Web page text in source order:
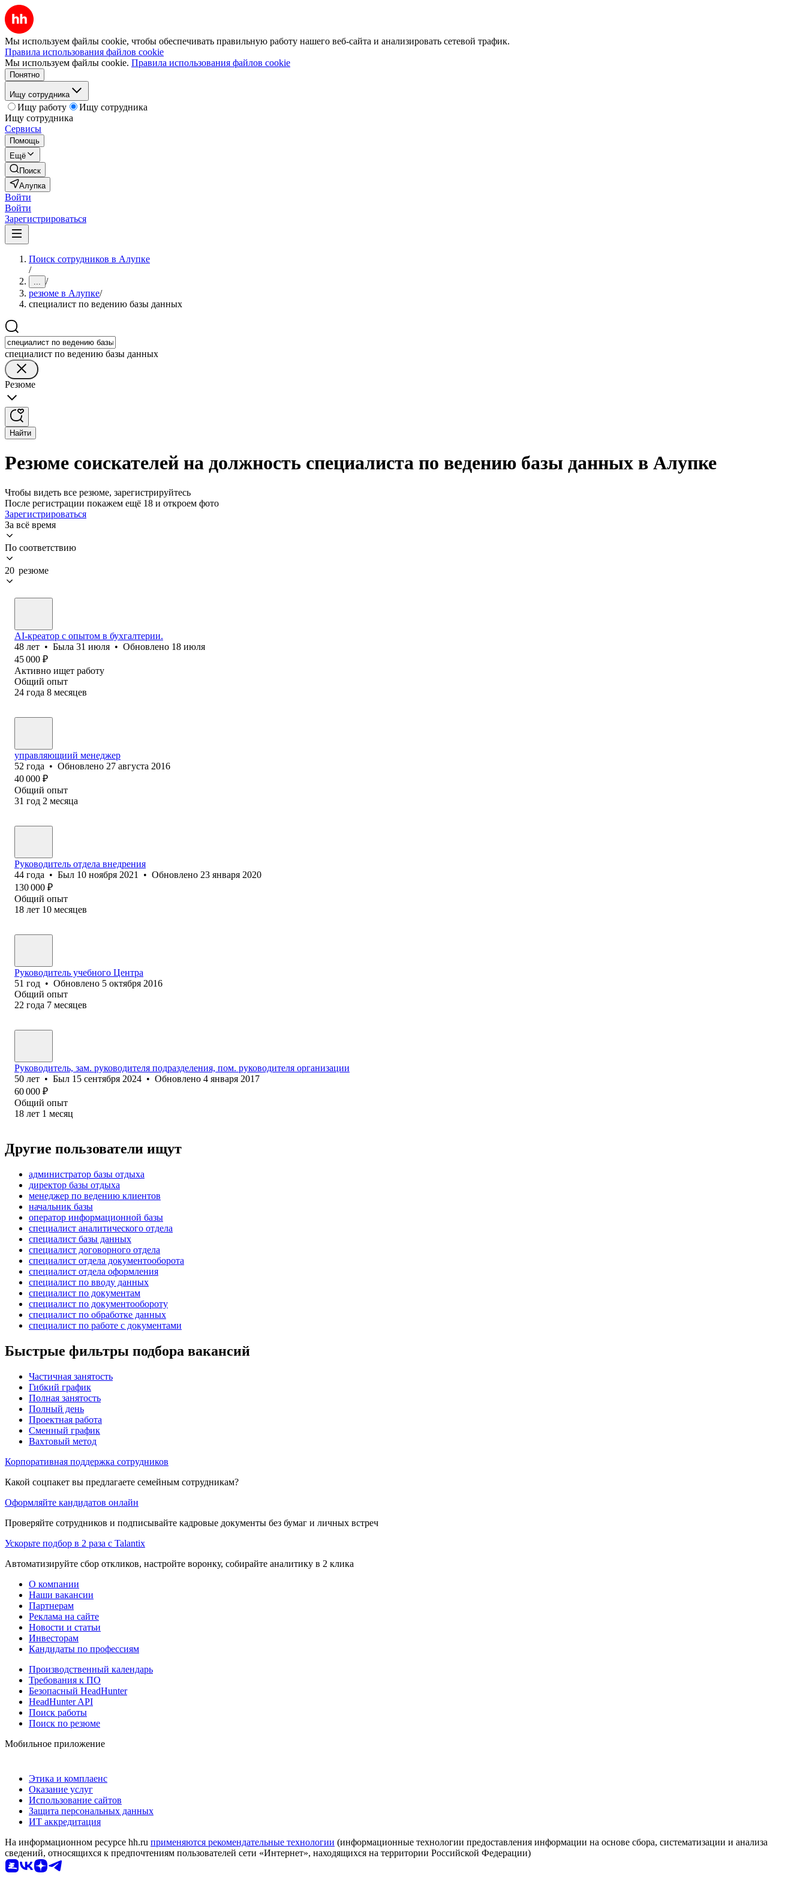
Мы используем файлы cookie, чтобы обеспечивать правильную работу нашего веб-сайта и анализировать сетевой трафик.
Правила использования файлов cookie
Мы используем файлы cookie. Правила использования файлов cookie
Понятно
Ищу сотрудника
Ищу работу
Ищу сотрудника
Ищу сотрудника
Сервисы
Помощь
Ещё
Поиск
Алупка
Войти
Войти
Зарегистрироваться
Поиск сотрудников в Алупке
/
... /
резюме в Алупке/
специалист по ведению базы данных
специалист по ведению базы данных
Резюме
Найти
Резюме соискателей на должность специалиста по ведению базы данных в Алупке
Чтобы видеть все резюме, зарегистрируйтесь
После регистрации покажем ещё 18 и откроем фото
Зарегистрироваться
За всё время
По соответствию
20 резюме
AI-креатор с опытом в бухгалтерии.
48 лет • Была 31 июля • Обновлено 18 июля
45 000 ₽
Активно ищет работу
Общий опыт
24 года 8 месяцев
управляющиий менеджер
52 года • Обновлено 27 августа 2016
40 000 ₽
Общий опыт
31 год 2 месяца
Руководитель отдела внедрения
44 года • Был 10 ноября 2021 • Обновлено 23 января 2020
130 000 ₽
Общий опыт
18 лет 10 месяцев
Руководитель учебного Центра
51 год • Обновлено 5 октября 2016
Общий опыт
22 года 7 месяцев
Руководитель, зам. руководителя подразделения, пом. руководителя организации
50 лет • Был 15 сентября 2024 • Обновлено 4 января 2017
60 000 ₽
Общий опыт
18 лет 1 месяц
Другие пользователи ищут
администратор базы отдыха
директор базы отдыха
менеджер по ведению клиентов
начальник базы
оператор информационной базы
специалист аналитического отдела
специалист базы данных
специалист договорного отдела
специалист отдела документооборота
специалист отдела оформления
специалист по вводу данных
специалист по документам
специалист по документообороту
специалист по обработке данных
специалист по работе с документами
Быстрые фильтры подбора вакансий
Частичная занятость
Гибкий график
Полная занятость
Полный день
Проектная работа
Сменный график
Вахтовый метод
Корпоративная поддержка сотрудников
Какой соцпакет вы предлагаете семейным сотрудникам?
Оформляйте кандидатов онлайн
Проверяйте сотрудников и подписывайте кадровые документы без бумаг и личных встреч
Ускорьте подбор в 2 раза с Talantix
Автоматизируйте сбор откликов, настройте воронку, собирайте аналитику в 2 клика
О компании
Наши вакансии
Партнерам
Реклама на сайте
Новости и статьи
Инвесторам
Кандидаты по профессиям
Производственный календарь
Требования к ПО
Безопасный HeadHunter
HeadHunter API
Поиск работы
Поиск по резюме
Мобильное приложение
Этика и комплаенс
Оказание услуг
Использование сайтов
Защита персональных данных
ИТ аккредитация
На информационном ресурсе hh.ru применяются рекомендательные технологии (информационные технологии предоставления информации на основе сбора, систематизации и анализа
сведений, относящихся к предпочтениям пользователей сети «Интернет», находящихся на территории Российской Федерации)